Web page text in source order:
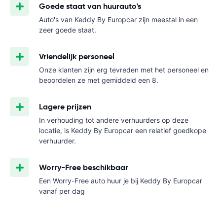
Goede staat van huurauto's
Auto's van Keddy By Europcar zijn meestal in een
zeer goede staat.
Vriendelijk personeel
Onze klanten zijn erg tevreden met het personeel en
beoordelen ze met gemiddeld een 8.
Lagere prijzen
In verhouding tot andere verhuurders op deze
locatie, is Keddy By Europcar een relatief goedkope
verhuurder.
Worry-Free beschikbaar
Een Worry-Free auto huur je bij Keddy By Europcar
vanaf per dag